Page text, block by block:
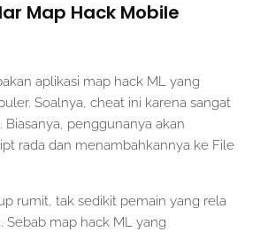
Map Hack Mobile
aplikasi map hack ML yang
Soalnya, cheat ini karena sangat
Biasanya, penggunanya akan
rada dan menambahkannya ke File
rumit, tak sedikit pemain yang rela
Sebab map hack ML yang